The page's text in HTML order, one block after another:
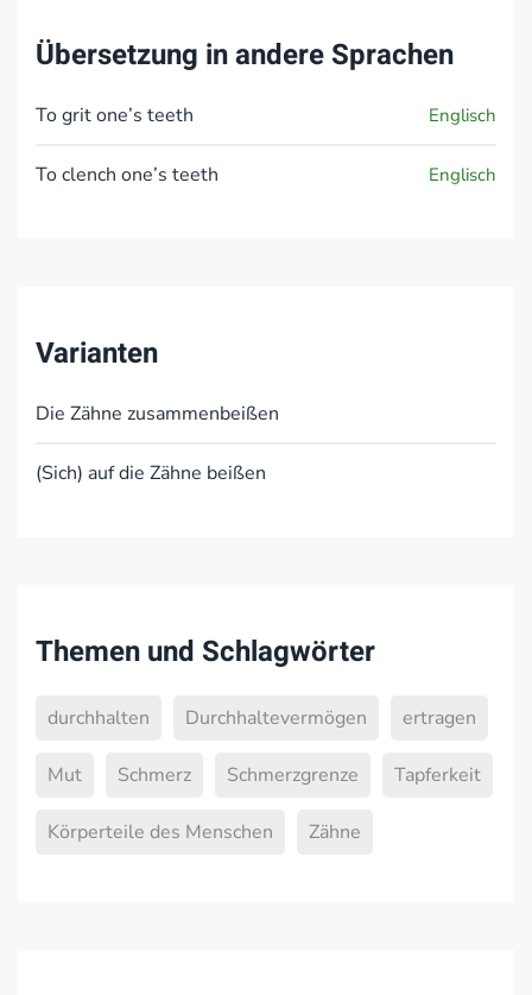
Übersetzung in andere Sprachen
To grit one’s teeth Englisch
To clench one’s teeth Englisch
Varianten
Die Zähne zusammenbeißen
(Sich) auf die Zähne beißen
Themen und Schlagwörter
durchhalten Durchhaltevermögen ertragen
Mut Schmerz Schmerzgrenze Tapferkeit
Körperteile des Menschen Zähne